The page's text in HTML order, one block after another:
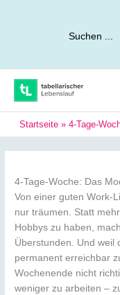
Startseite » 4-Tage-
4-Tage-Woche: Das
Von einer guten Work-
nur träumen. Statt
Hobbys zu haben,
Überstunden. Und weil
permanent erreichbar
Wochenende nicht
weniger zu arbeiten –